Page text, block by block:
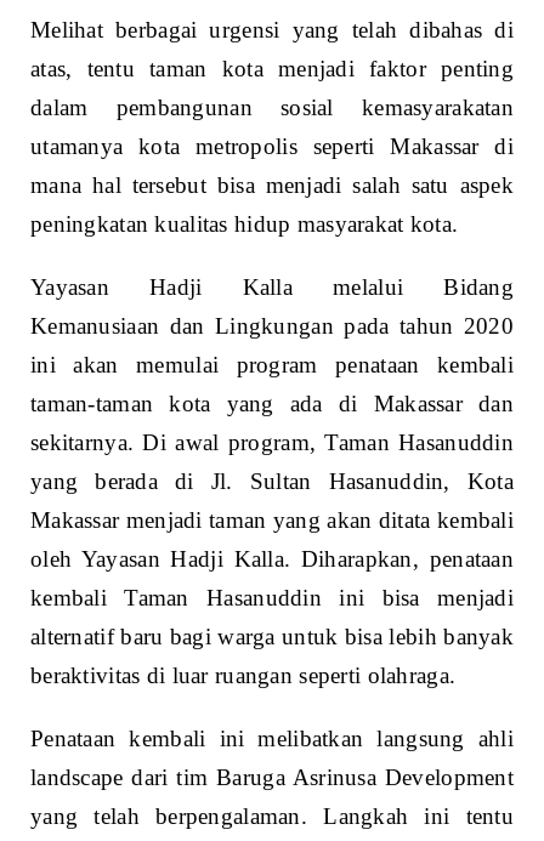
Melihat berbagai urgensi yang telah dibahas di
atas, tentu taman kota menjadi faktor penting
dalam pembangunan sosial kemasyarakatan
utamanya kota metropolis seperti Makassar di
mana hal tersebut bisa menjadi salah satu aspek
peningkatan kualitas hidup masyarakat kota.
Yayasan Hadji Kalla melalui Bidang
Kemanusiaan dan Lingkungan pada tahun 2020
ini akan memulai program penataan kembali
taman-taman kota yang ada di Makassar dan
sekitarnya. Di awal program, Taman Hasanuddin
yang berada di Jl. Sultan Hasanuddin, Kota
Makassar menjadi taman yang akan ditata kembali
oleh Yayasan Hadji Kalla. Diharapkan, penataan
kembali Taman Hasanuddin ini bisa menjadi
alternatif baru bagi warga untuk bisa lebih banyak
beraktivitas di luar ruangan seperti olahraga.
Penataan kembali ini melibatkan langsung ahli
landscape dari tim Baruga Asrinusa Development
yang telah berpengalaman. Langkah ini tentu